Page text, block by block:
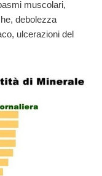
muscolari,
debolezza
ulcerazioni del